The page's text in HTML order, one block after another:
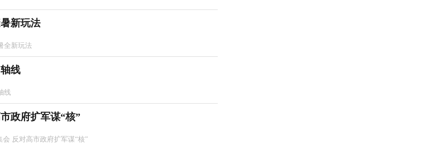
新玩法
全新玩法
线
线
政府扩军谋“核”
会 反对高市政府扩军谋“核”